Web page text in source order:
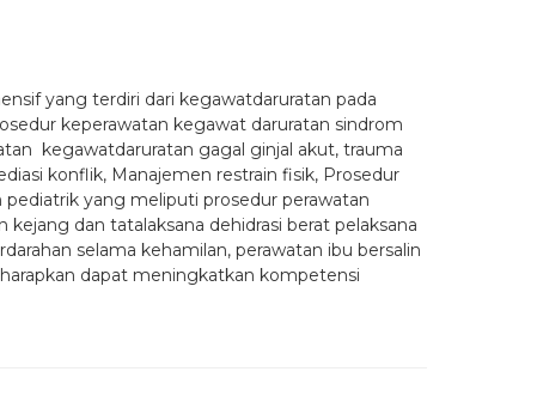
yang terdiri dari kegawatdaruratan pada
keperawatan kegawat daruratan sindrom
kegawatdaruratan gagal ginjal akut, trauma
konflik, Manajemen restrain fisik, Prosedur
yang meliputi prosedur perawatan
dan tatalaksana dehidrasi berat pelaksana
selama kehamilan, perawatan ibu bersalin
dapat meningkatkan kompetensi